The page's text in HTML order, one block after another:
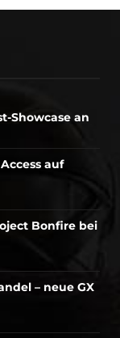
Showcase an
auf
Bonfire bei
– neue GX